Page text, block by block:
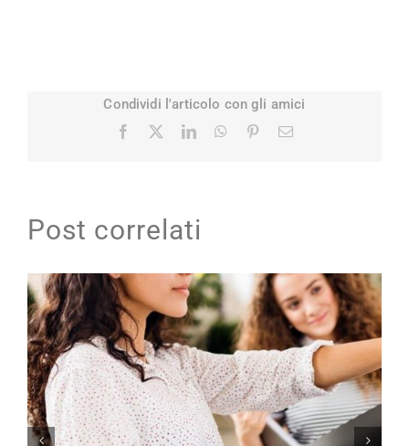
Condividi l'articolo con gli amici
Facebook LinkedInWhatsApp
PinterestEmail
Post correlati